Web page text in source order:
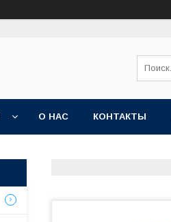
О НАС КОНТАКТЫ